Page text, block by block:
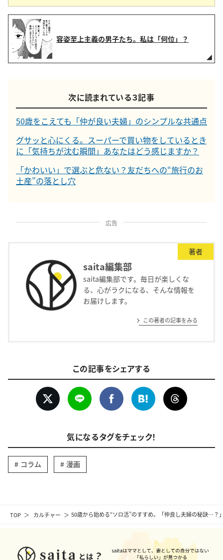
TOP カルチャー 50歳から始める“ソロ活”のすすめ。「仲良し夫婦の秘訣…？
容姿至上主義の男子たち。私は「何位」？
次に読まれている３記事
50歳をこえても「仲が良い夫婦」のシンプルな共通点
グサッと心にくる。スーパーで買い物をしているとき
に「気持ちが沈む瞬間」あなたはどう感じますか？
「かわいい」で選ぶと危ない？友だちへの“旅行のお
土産”の落とし穴
広告
著者
saita編集部
saita編集部です。毎日が楽しくな
る、心がラクになる、そんな情報を
お届けします。
この著者の記事をみる
この記事をシェアする
気になるタグをチェック！
コラム 漫画